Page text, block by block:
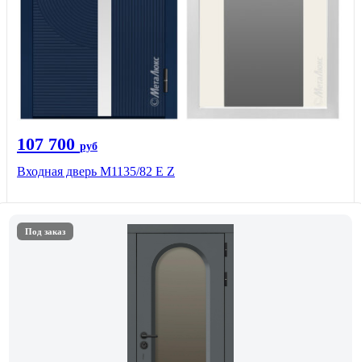
107 700 руб
Входная дверь М1135/82 Е Z
Под заказ